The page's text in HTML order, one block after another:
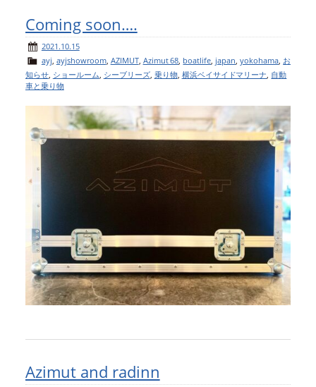
Coming soon….
2021.10.15
ayj ayjshowroom, AZIMUT, Azimut 68 boatlife japan ,yokohama お
知らせ, ショールーム シーブリーズ, 乗り物, 横浜ベイサイドマリーナ 自動
車と乗り物
Azimut and radinn